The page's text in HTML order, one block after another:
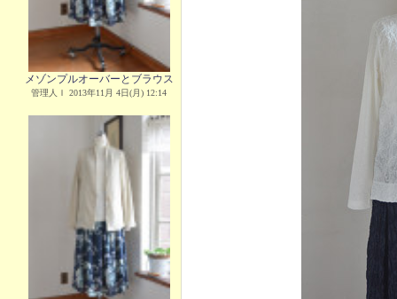
メゾンプルオーバーとブラウス
管理人Ｉ 2013年11月 4日(月) 12:14